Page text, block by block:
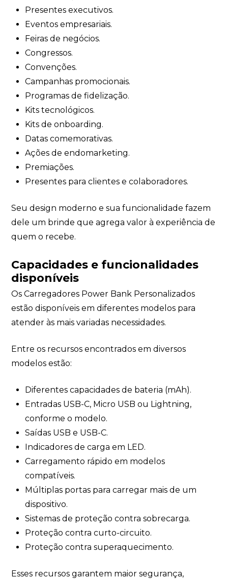
Presentes executivos.
Eventos empresariais.
Feiras de negócios.
Congressos.
Convenções.
Campanhas promocionais.
Programas de fidelização.
Kits tecnológicos.
Kits de onboarding.
Datas comemorativas.
Ações de endomarketing.
Premiações.
Presentes para clientes e colaboradores.
Seu design moderno e sua funcionalidade fazem
dele um brinde que agrega valor à experiência de
quem o recebe.
Capacidades e funcionalidades
disponíveis
Os Carregadores Power Bank Personalizados
estão disponíveis em diferentes modelos para
atender às mais variadas necessidades.
Entre os recursos encontrados em diversos
modelos estão:
Diferentes capacidades de bateria (mAh).
Entradas USB-C, Micro USB ou Lightning,
conforme o modelo.
Saídas USB e USB-C.
Indicadores de carga em LED.
Carregamento rápido em modelos
compatíveis.
Múltiplas portas para carregar mais de um
dispositivo.
Sistemas de proteção contra sobrecarga.
Proteção contra curto-circuito.
Proteção contra superaquecimento.
Esses recursos garantem maior segurança,